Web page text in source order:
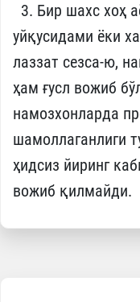
3. Бир шахс хоҳ
уйқусидами ёки
лаззат сезса-ю,
ҳам ғусл вожиб
намозхонларда
шамоллаганлиги
ҳидсиз йиринг
вожиб қилмайди.